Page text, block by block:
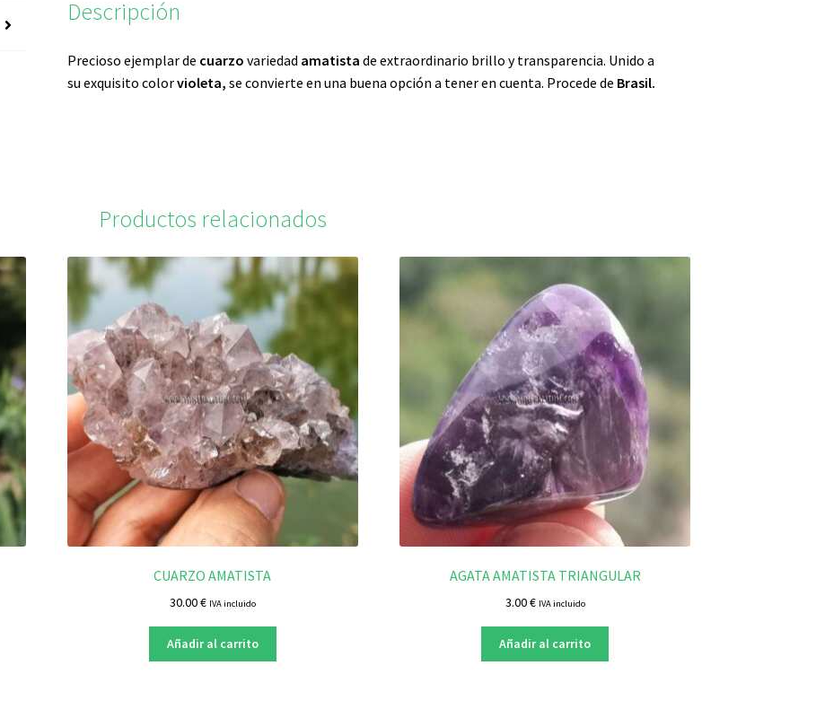
Descripción
Precioso ejemplar de cuarzo variedad amatista de extraordinario brillo y transparencia. Unido a
su exquisito colorvioleta,se convierte en una buena opción a tener en cuenta. Procede de Brasil.
Productos relacionados
CUARZO AMATISTA
30.00€ IVA incluido
Añadir al carrito
AGATA AMATISTA TRIANGULAR
3.00€ IVA incluido
Añadir al carrito